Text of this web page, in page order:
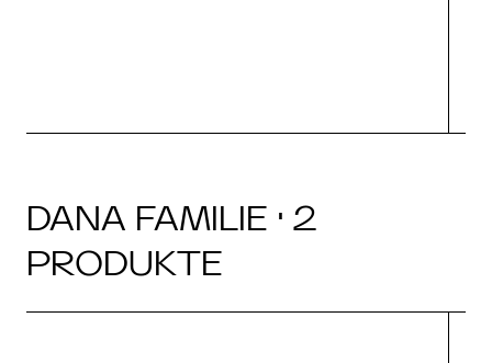
DANA FAMILIE · 2
PRODUKTE